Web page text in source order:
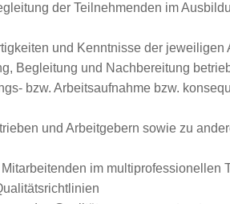
der Teilnehmenden im
und Kenntnisse der jeweiligen
Begleitung und Nachbereitung
bzw. Arbeitsaufnahme bzw.
und Arbeitgebern sowie zu
im multiprofessionellen